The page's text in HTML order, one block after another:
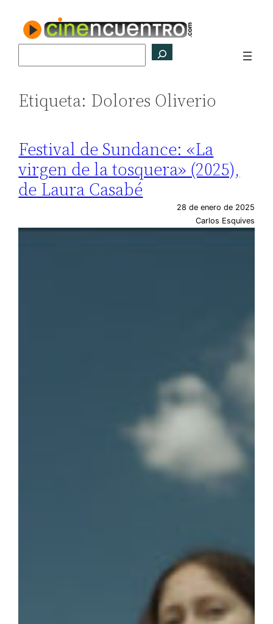
contenido
Etiqueta: Dolores Oliverio
Festival de Sundance: «La
virgen de la tosquera» (2025),
de Laura Casabé
28 de enero de 2025
Carlos Esquives